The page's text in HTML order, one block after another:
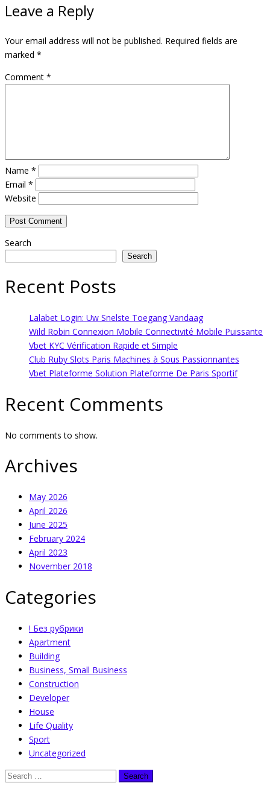
Leave a Reply
Your email address will not be published. Required fields are
marked *
Comment *
Name *
Email *
Website
Search
Search
Recent Posts
Lalabet Login: Uw Snelste Toegang Vandaag
Wild Robin Connexion Mobile Connectivité Mobile Puissante
Vbet KYC Vérification Rapide et Simple
Club Ruby Slots Paris Machines à Sous Passionnantes
Vbet Plateforme Solution Plateforme De Paris Sportif
Recent Comments
No comments to show.
Archives
May 2026
April 2026
June 2025
February 2024
April 2023
November 2018
Categories
! Без рубрики
Apartment
Building
Business, Small Business
Construction
Developer
House
Life Quality
Sport
Uncategorized